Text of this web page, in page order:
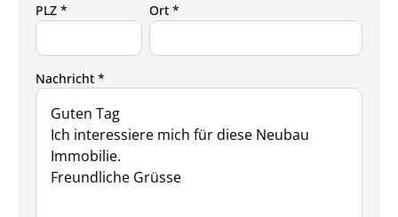
PLZ * Ort *
Nachricht *